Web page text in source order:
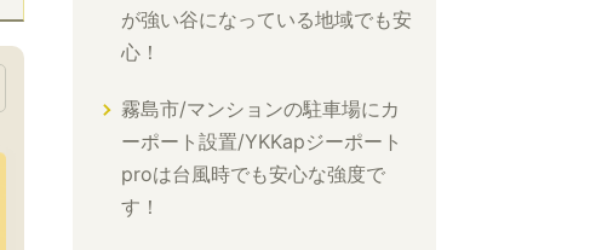
が強い谷になっている地域でも安
心！
霧島市/マンションの駐車場にカ
ーポート設置/YKKapジーポート
proは台風時でも安心な強度で
す！